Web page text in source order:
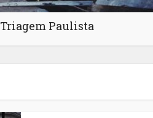
Triagem Paulista